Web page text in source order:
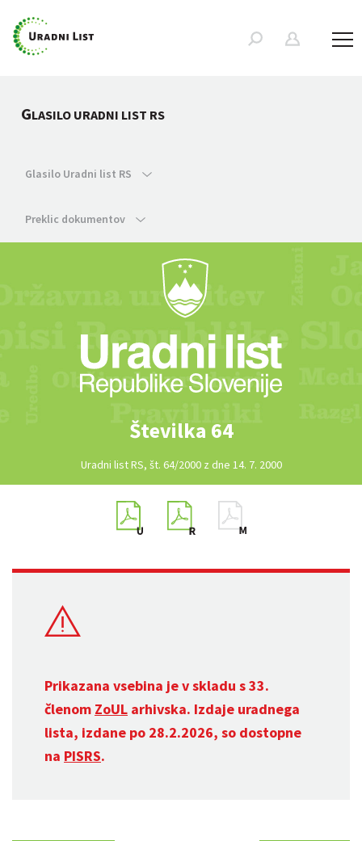
GLASILO URADNI LIST RS
Glasilo Uradni list RS
Preklic dokumentov
Številka 64
Uradni list RS, št. 64/2000 z dne 14. 7. 2000
Prikazana vsebina je v skladu s 33.
členom ZoUL arhivska. Izdaje uradnega
lista, izdane po 28.2.2026, so dostopne
na PISRS.